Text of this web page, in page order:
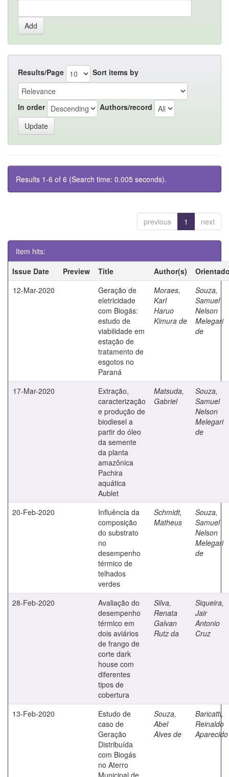
Results/Page Sort items by
In order Authors/record
Results 1-6 of 6 (Search time: 0.005 seconds).
previous 1 next
Item hits:
Issue Date
Preview Title Author(s)
12-Mar-2020
Geração de
eletricidade
com Biogás:
estudo de
viabilidade em
estação de
tratamento de
esgotos no
Paraná
Moraes,
Karl
Haruo
Kimura de
Souza,
Samuel
Nelson
Melegari
de
17-Mar-2020
Extração,
caracterização
e produção de
biodiesel a
partir do óleo
da semente
da planta
amazônica
Pachira
aquática
Aublet
Matsuda,
Gabriel
Souza,
Samuel
Nelson
Melegari
de
20-Feb-2020
Influência da
composição
do substrato
no
desempenho
térmico de
telhados
verdes
Schmidt,
Matheus
Souza,
Samuel
Nelson
Melegari
de
28-Feb-2020
Avaliação do
desempenho
térmico em
dois aviários
de frango de
corte dark
house com
diferentes
tipos de
cobertura
Silva,
Renata
Galvan
Rutz da
Siqueira,
Jair
Antonio
Cruz
13-Feb-2020
Estudo de
caso de
Geração
Distribuída
com Biogás
no Aterro
Municipal de
Souza,
Abel
Alves de
Baricatti,
Reinaldo
Aparecido